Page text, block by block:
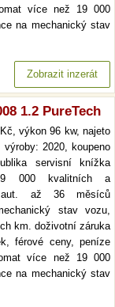
více než 19 000
na mechanický stav
Zobrazit inzerát
1.2 PureTech
Kč, výkon 96 kw, najeto
2020, koupeno
servisní knížka
000 kvalitních a
aut. až 36 měsíců
stav vozu,
km. doživotní záruka
férové ceny, peníze
více než 19 000
na mechanický stav